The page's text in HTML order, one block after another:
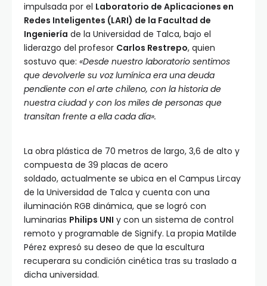
impulsada por el Laboratorio de Aplicaciones en
Redes Inteligentes (LARI) de la Facultad de
Ingeniería de la Universidad de Talca, bajo el
liderazgo del profesor Carlos Restrepo, quien
sostuvo que: «Desde nuestro laboratorio sentimos
que devolverle su voz lumínica era una deuda
pendiente con el arte chileno, con la historia de
nuestra ciudad y con los miles de personas que
transitan frente a ella cada día».
La obra plástica de 70 metros de largo, 3,6 de alto y
compuesta de 39 placas de acero
soldado, actualmente se ubica en el Campus Lircay
de la Universidad de Talca y cuenta con una
iluminación RGB dinámica, que se logró con
luminarias Philips UNI y con un sistema de control
remoto y programable de Signify. La propia Matilde
Pérez expresó su deseo de que la escultura
recuperara su condición cinética tras su traslado a
dicha universidad.